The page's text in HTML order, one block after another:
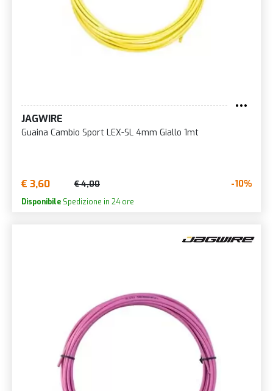
JAGWIRE
Guaina Cambio Sport LEX-SL 4mm Giallo 1mt
€ 3,60 € 4,00 -10%
Disponibile Spedizione in 24 ore